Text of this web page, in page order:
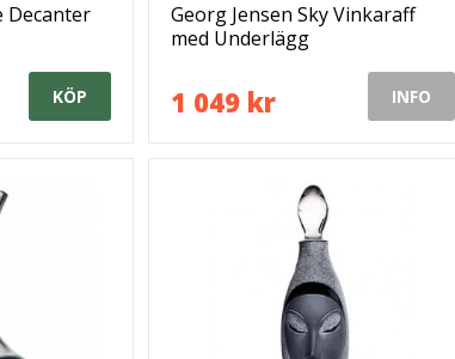
Decanter
KÖP
Georg Jensen Sky Vinkaraff
med Underlägg
1 049 kr INFO